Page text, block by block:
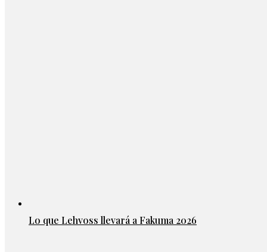
Lo que Lehvoss llevará a Fakuma 2026